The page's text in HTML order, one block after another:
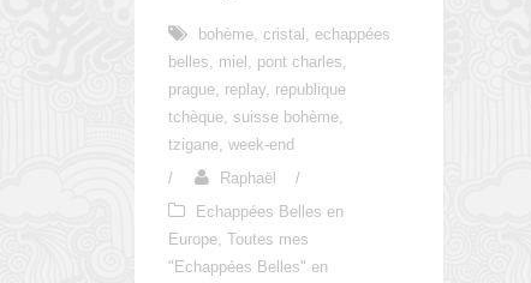
bohème cristal
echappées
belles
miel pont charles
prague replay republique
tchèque suisse bohème
tzigane week-end
/
Raphaël
/
Echappées Belles en
Europe Toutes mes
"Echappées Belles" en